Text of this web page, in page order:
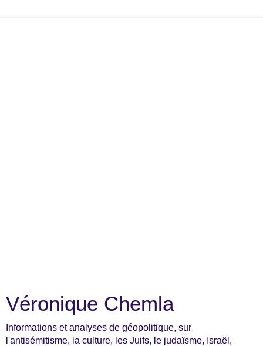
Véronique Chemla
Informations et analyses de géopolitique, sur
l'antisémitisme, la culture, les Juifs, le judaïsme, Israël,